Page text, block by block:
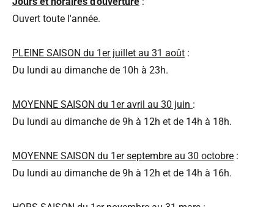
Ouvert toute l'année.
PLEINE SAISON du 1er juillet au 31 août :
Du lundi au dimanche de 10h à 23h.
MOYENNE SAISON du 1er avril au 30 juin :
Du lundi au dimanche de 9h à 12h et de 14h à 18h.
MOYENNE SAISON du 1er septembre au 30 octobre :
Du lundi au dimanche de 9h à 12h et de 14h à 16h.